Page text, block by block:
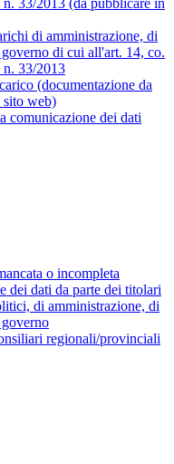
33/2013 (da pubblicare in
di amministrazione, di
di cui all'art. 14, co.
n. 33/2013
(documentazione da
sito web)
comunicazione dei dati
o incompleta
dei dati da parte dei titolari
di amministrazione, di
regionali/provinciali